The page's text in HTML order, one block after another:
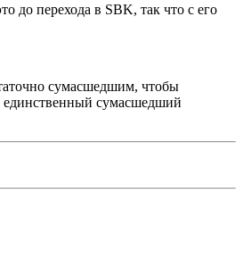
до перехода в SBK, так что с его
сумасшедшим, чтобы
единственный сумасшедший